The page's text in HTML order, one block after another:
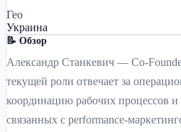
Гео
Украина
📝 Обзор
Александр Станкевич — Co-
текущей роли отвечает за
координацию рабочих процессов и
связанных с performance-